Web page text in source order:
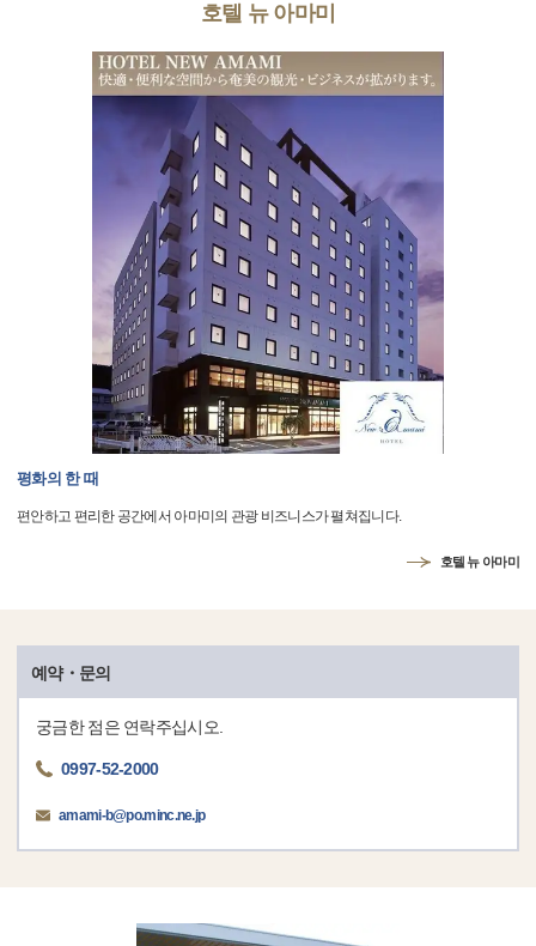
호텔 뉴 아마미
평화의 한 때
편안하고 편리한 공간에서 아마미의 관광 비즈니스가 펼쳐집니다.
호텔 뉴 아마미
예약・문의
궁금한 점은 연락주십시오.
0997-52-2000
amami-b@po.minc.ne.jp